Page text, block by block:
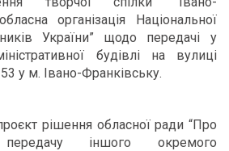
організація Національної
України” щодо передачі у
будівлі на вулиці
у м. Івано-Франківську.
рішення обласної ради “Про
передачу іншого окремого